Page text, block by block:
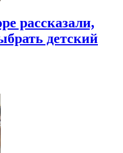
рассказали,
детский